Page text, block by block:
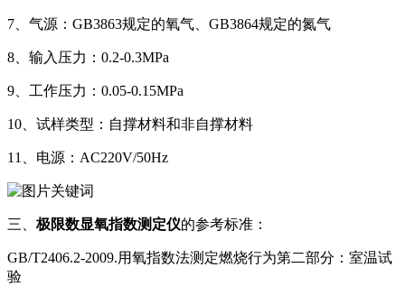
7、气源：GB3863规定的氧气、GB3864规定的氮气
8、输入压力：0.2-0.3MPa
9、工作压力：0.05-0.15MPa
10、试样类型：自撑材料和非自撑材料
11、电源：AC220V/50Hz
三、 极限数显氧指数测定仪的参考标准：
GB/T2406.2-2009.用氧指数法测定燃烧行为第二部分：室温试
验